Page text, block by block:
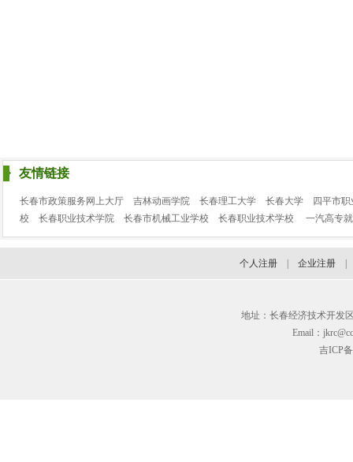
友情链接
长春市政策服务网上大厅 吉林动画学院 长春理工大学 长春大学
四平市
校
长春职业技术学院 长春市机械工业学校 长春职业技术学校 一汽高专
个人注册 企业注册
地址：长春经济技术开发
Email：
吉ICP